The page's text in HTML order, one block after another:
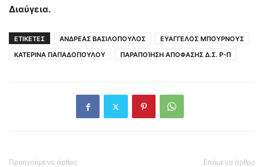
Διαύγεια.
ΕΤΙΚΕΤΕΣ ΑΝΔΡΕΑΣ ΒΑΣΙΛΟΠΟΥΛΟΣ
ΕΥΑΓΓΕΛΟΣ ΜΠΟΥΡΝΟΥΣ
ΚΑΤΕΡΙΝΑ ΠΑΠΑΔΟΠΟΥΛΟΥ
ΠΑΡΑΠΟΊΗΣΗ ΑΠΟΦΑΣΗΣ Δ.Σ. Ρ-Π
Προηγούμενο άρθρο Επόμενο άρθρο